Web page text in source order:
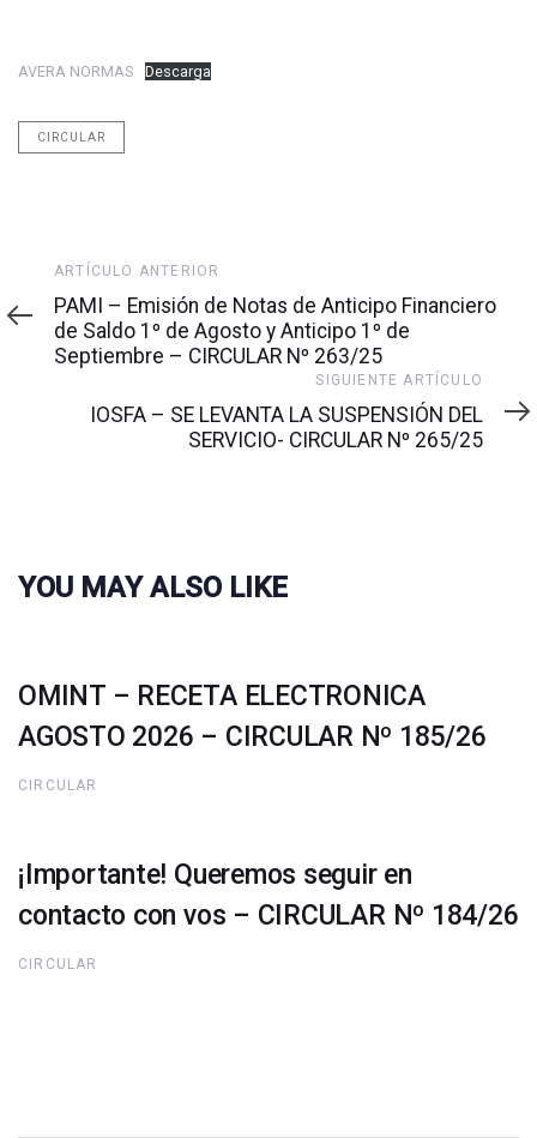
AVERA NORMAS Descarga
CIRCULAR
Artículo
anterior
ARTÍCULO ANTERIOR
PAMI – Emisión de Notas de Anticipo Financiero
de Saldo 1º de Agosto y Anticipo 1º de
Septiembre – CIRCULAR Nº 263/25
SIGUIENTE ARTÍCULO
IOSFA – SE LEVANTA LA SUSPENSIÓN DEL
SERVICIO- CIRCULAR Nº 265/25
YOU MAY ALSO LIKE
OMINT – RECETA ELECTRONICA
AGOSTO 2026 – CIRCULAR Nº 185/26
CIRCULAR
¡Importante! Queremos seguir en
contacto con vos – CIRCULAR Nº 184/26
CIRCULAR